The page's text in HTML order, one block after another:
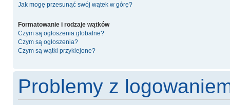
Jak mogę przesunąć swój wątek w górę?
Formatowanie i rodzaje wątków
Czym są ogłoszenia globalne?
Czym są ogłoszenia?
Czym są wątki przyklejone?
Problemy z